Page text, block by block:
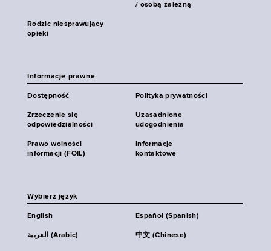
/ osobą zależną
Rodzic niesprawujący
opieki
Informacje prawne
Dostępność Polityka prywatności
Zrzeczenie się
odpowiedzialności
Uzasadnione
udogodnienia
Prawo wolności
informacji (FOIL)
Informacje
kontaktowe
Wybierz język
English Español (Spanish)
العربية (Arabic) 中文 (Chinese)